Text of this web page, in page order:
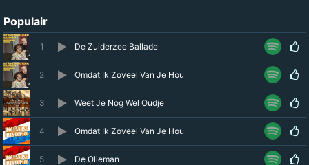
Populair
1 De Zuiderzee Ballade
2 Omdat Ik Zoveel Van Je Hou
3 Weet Je Nog Wel Oudje
4 Omdat Ik Zoveel Van Je Hou
5 De Olieman